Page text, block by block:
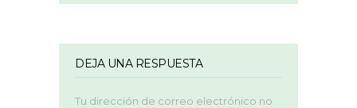
DEJA UNA RESPUESTA
Tu dirección de correo electrónico no